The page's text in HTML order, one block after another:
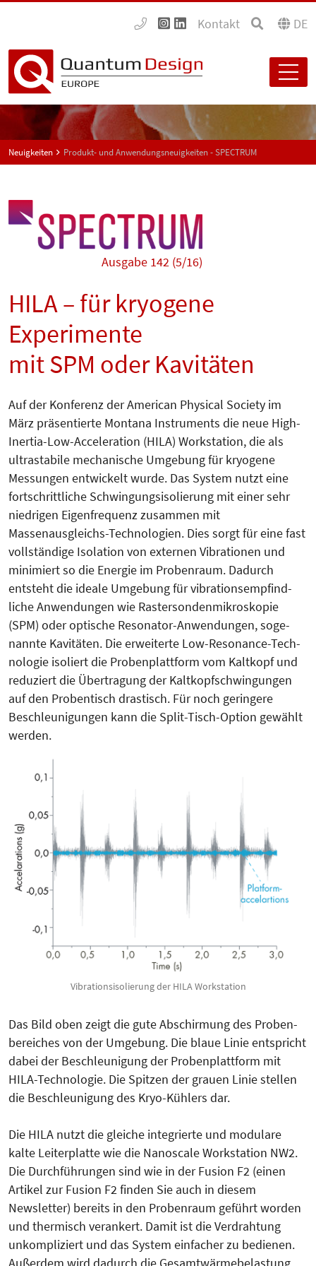
Kontakt DE
Neuigkeiten Produkt- und Anwendungsneuigkeiten - SPECTRUM
Ausgabe 142 (5/16)
HILA – für kryogene
Experimente
mit SPM oder Kavitäten
Auf der Konferenz der American Physical Society im
März präsentierte Montana Instruments die neue High-
Inertia-Low-Acceleration (HILA) Workstation, die als
ultrastabile mechanische Umgebung für kryogene
Messungen entwickelt wurde. Das System nutzt eine
fortschrittliche Schwingungsisolierung mit einer sehr
niedrigen Eigenfrequenz zusammen mit
Massenausgleichs-Technologien. Dies sorgt für eine fast
vollständige Iso­lation von externen Vibrationen und
minimiert so die Ener­gie im Pro­ben­raum. Dadurch
entsteht die ideale Umgebung für vibrations­emp­find­
liche Anwendungen wie Raster­sondenmikroskopie
(SPM) oder opti­sche Resonator-Anwendungen, soge­
nannte Kavitäten. Die erweiterte Low-Resonance-Tech­
nologie isoliert die Proben­plattform vom Kaltkopf und
reduziert die Übertragung der Kaltkopf­schwin­gun­gen
auf den Proben­­tisch drastisch. Für noch geringere
Beschleu­nigungen kann die Split-Tisch-Op­tion gewählt
werden.
Vibrationsisolierung der HILA Workstation
Das Bild oben zeigt die gute Ab­schirmung des Proben­
bereiches von der Umgebung. Die blaue Linie ent­spricht
dabei der Beschleunigung der Pro­benplattform mit
HILA-Tech­no­logie. Die Spitzen der grauen Linie stel­len
die Beschleunigung des Kryo-Kühlers dar.
Die HILA nutzt die gleiche integrierte und modulare
kalte Leiterplatte wie die Nanoscale Workstation NW2.
Die Durchführungen sind wie in der Fusion F2 (einen
Artikel zur Fusion F2 finden Sie auch in diesem
Newsletter) bereits in den Probenraum geführt worden
und thermisch verankert. Damit ist die Verdrahtung
unkompliziert und das System einfacher zu bedienen.